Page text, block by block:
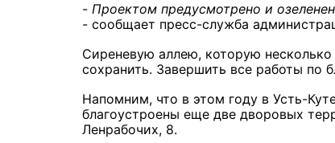
- Проектом предусмотрено и
- сообщает пресс-служба
Сиреневую аллею, которую
сохранить. Завершить все работы по
Напомним, что в этом году в Усть-
благоустроены еще две дворовых
Ленрабочих, 8.